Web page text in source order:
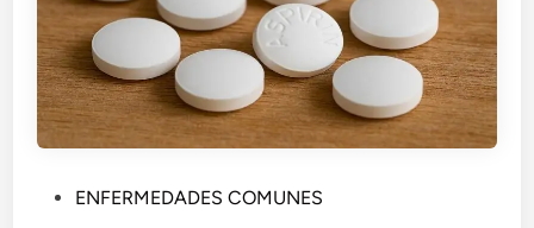
ENFERMEDADES COMUNES